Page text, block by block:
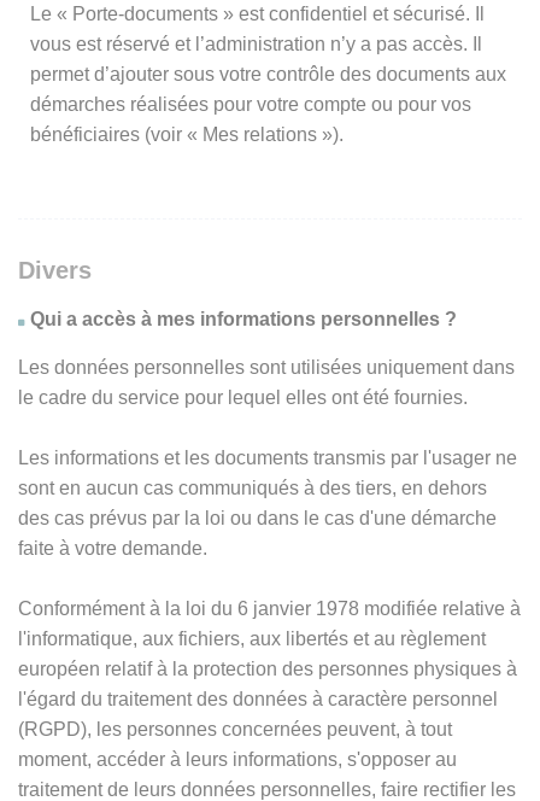
Le « Porte-documents » est confidentiel et sécurisé. Il
vous est réservé et l’administration n’y a pas accès. Il
permet d’ajouter sous votre contrôle des documents aux
démarches réalisées pour votre compte ou pour vos
bénéficiaires (voir « Mes relations »).
Divers
Qui a accès à mes informations personnelles ?
Les données personnelles sont utilisées uniquement dans
le cadre du service pour lequel elles ont été fournies.
Les informations et les documents transmis par l'usager ne
sont en aucun cas communiqués à des tiers, en dehors
des cas prévus par la loi ou dans le cas d'une démarche
faite à votre demande.
Conformément à la loi du 6 janvier 1978 modifiée relative à
l'informatique, aux fichiers, aux libertés et au règlement
européen relatif à la protection des personnes physiques à
l'égard du traitement des données à caractère personnel
(RGPD), les personnes concernées peuvent, à tout
moment, accéder à leurs informations, s'opposer au
traitement de leurs données personnelles, faire rectifier les